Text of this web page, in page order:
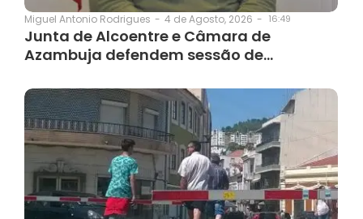
Miguel Antonio Rodrigues - 4 de Agosto, 2026 - 16:49
Junta de Alcoentre e Câmara de
Azambuja defendem sessão de…